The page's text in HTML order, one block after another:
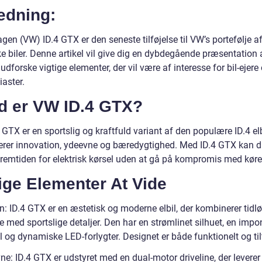
(VW) ID.4 GTX er den seneste tilføjelse til VW’s portefølje af
biler. Denne artikel vil give dig en dybdegående præsentation
vigtige elementer, der vil være af interesse for bil-ejere
er VW ID.4 GTX?
GTX er en sportslig og kraftfuld variant af den populære ID.4
innovation, ydeevne og bæredygtighed. Med ID.4 GTX kan
for elektrisk kørsel uden at gå på kompromis med
Elementer At Vide
ID.4 GTX er en æstetisk og moderne elbil, der kombinerer
med sportslige detaljer. Den har en strømlinet silhuet, en
og dynamiske LED-forlygter. Designet er både funktionelt og
ID.4 GTX er udstyret med en dual-motor driveline, der leverer